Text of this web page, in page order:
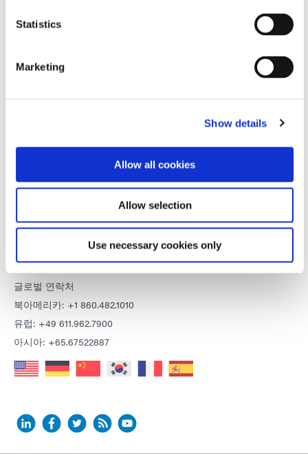
Statistics
Marketing
Show details
Allow all cookies
Allow selection
Use necessary cookies only
DYMAX
개인정보 보호정책
이메일 보내기
글로벌 연락처
북아메리카: +1 860.482.1010
유럽: +49 611.962.7900
아시아: +65.67522887